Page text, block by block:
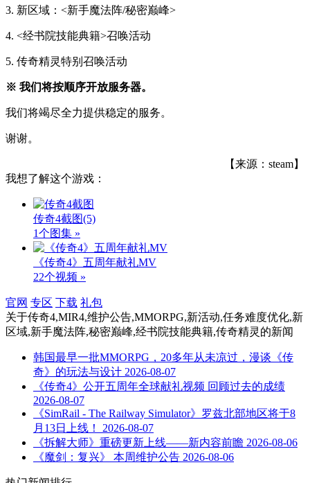
3. 新区域：<新手魔法阵/秘密巅峰>
4. <经书院技能典籍>召唤活动
5. 传奇精灵特别召唤活动
※ 我们将按顺序开放服务器。
我们将竭尽全力提供稳定的服务。
谢谢。
【来源：steam】
我想了解这个游戏：
传奇4截图(5)
1个图集 »
《传奇4》五周年献礼MV
22个视频 »
官网 专区 下载 礼包
关于传奇4,MIR4,维护公告,MMORPG,新活动,任务难度优化,新
区域,新手魔法阵,秘密巅峰,经书院技能典籍,传奇精灵 的新闻
韩国最早一批MMORPG，20多年从未凉过，漫谈《传
奇》的玩法与设计 2026-08-07
《传奇4》公开五周年全球献礼视频 回顾过去的成绩
2026-08-07
《SimRail - The Railway Simulator》罗兹北部地区将于8
月13日上线！
2026-08-07
《拆解大师》重磅更新上线——新内容前瞻 2026-08-06
《魔剑：复兴》 本周维护公告 2026-08-06